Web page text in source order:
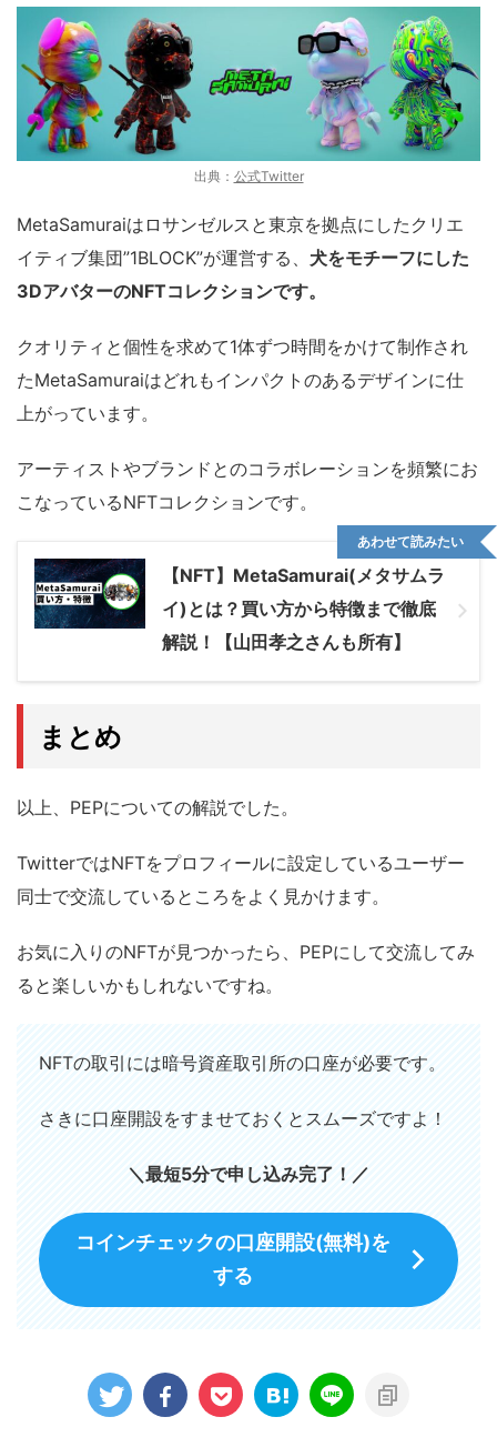
出典： 公式Twitter
MetaSamuraiはロサンゼルスと東京を拠点にしたクリエ
イティブ集団”1BLOCK”が運営する、 犬をモチーフにした
3DアバターのNFTコレクションです。
クオリティと個性を求めて1体ずつ時間をかけて制作され
たMetaSamuraiはどれもインパクトのあるデザインに仕
上がっています。
アーティストやブランドとのコラボレーションを頻繁にお
こなっているNFTコレクションです。
【NFT】MetaSamurai(メタサムラ
イ)とは？買い方から特徴まで徹底
解説！【山田孝之さんも所有】
あわせて読みたい
まとめ
以上、PEPについての解説でした。
TwitterではNFTをプロフィールに設定しているユーザー
同士で交流しているところをよく見かけます。
お気に入りのNFTが見つかったら、PEPにして交流してみ
ると楽しいかもしれないですね。
NFTの取引には暗号資産取引所の口座が必要です。
さきに口座開設をすませておくとスムーズですよ！
＼最短5分で申し込み完了！／
コインチェックの口座開設(無料)を
する